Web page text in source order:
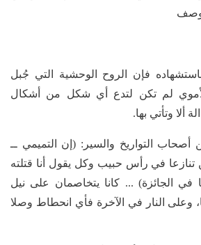
فإن الروح الوحشية التي جُبل
لم تكن لتدع أي شكل من أشكال
ألا وتأتي بها.
التواريخ والسير: (إن التميمي ــ
تنازعا في رأس حبيب وكل يقول أنا قتلته
في الجائزة) ... كانا يتخاصمان على نيل
وعلى النار في الآخرة فأي انحطاط وصلا